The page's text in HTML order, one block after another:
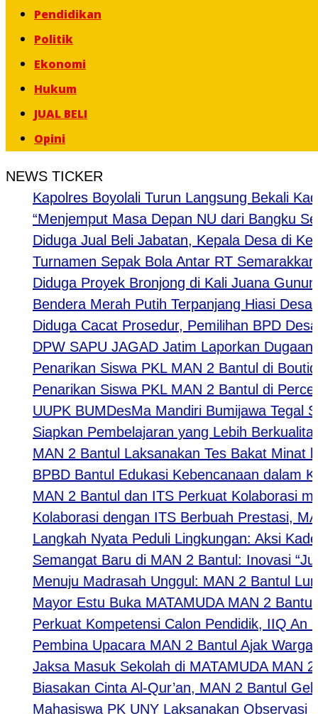
Pendidikan
Politik
Ekonomi
Hukum
JUAL BELI
Opini
NEWS TICKER
Kapolres Boyolali Turun Langsung Bekali
“Menjemput Masa Depan NU dari Bangku
Diduga Jual Beli Jabatan, Kepala Desa di
Turnamen Sepak Bola Antar RT Semarakkan
Diduga Proyek Bronjong di Kali Juana Gunung
Bendera Merah Putih Terpanjang Hiasi Desa
Diduga Cacat Prosedur, Pemilihan BPD Desa
DPW SAPU JAGAD Jatim Laporkan Dugaan
Penarikan Siswa PKL MAN 2 Bantul di Boutiqe
Penarikan Siswa PKL MAN 2 Bantul di
UUPK BUMDesMa Mandiri Bumijawa Tegal
Siapkan Pembelajaran yang Lebih Berkualitas,
MAN 2 Bantul Laksanakan Tes Bakat Minat
BPBD Bantul Edukasi Kebencanaan dalam
MAN 2 Bantul dan ITS Perkuat Kolaborasi
Kolaborasi dengan ITS Berbuah Prestasi,
Langkah Nyata Peduli Lingkungan: Aksi Kader
Semangat Baru di MAN 2 Bantul: Inovasi
Menuju Madrasah Unggul: MAN 2 Bantul
Mayor Estu Buka MATAMUDA MAN 2 Bantul
Perkuat Kompetensi Calon Pendidik, IIQ An
Pembina Upacara MAN 2 Bantul Ajak Warga
Jaksa Masuk Sekolah di MATAMUDA MAN 2
Biasakan Cinta Al-Qur’an, MAN 2 Bantul Gelar
Mahasiswa PK UNY Laksanakan Observasi